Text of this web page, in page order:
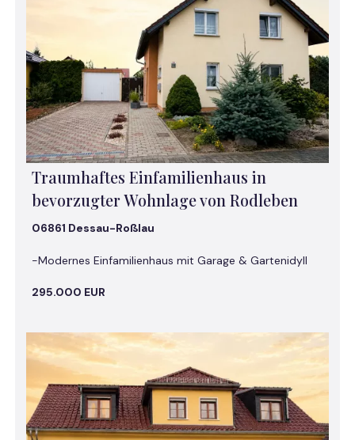
Traumhaftes Einfamilienhaus in
bevorzugter Wohnlage von Rodleben
06861 Dessau-Roßlau
-Modernes Einfamilienhaus mit Garage & Gartenidyll
295.000 EUR